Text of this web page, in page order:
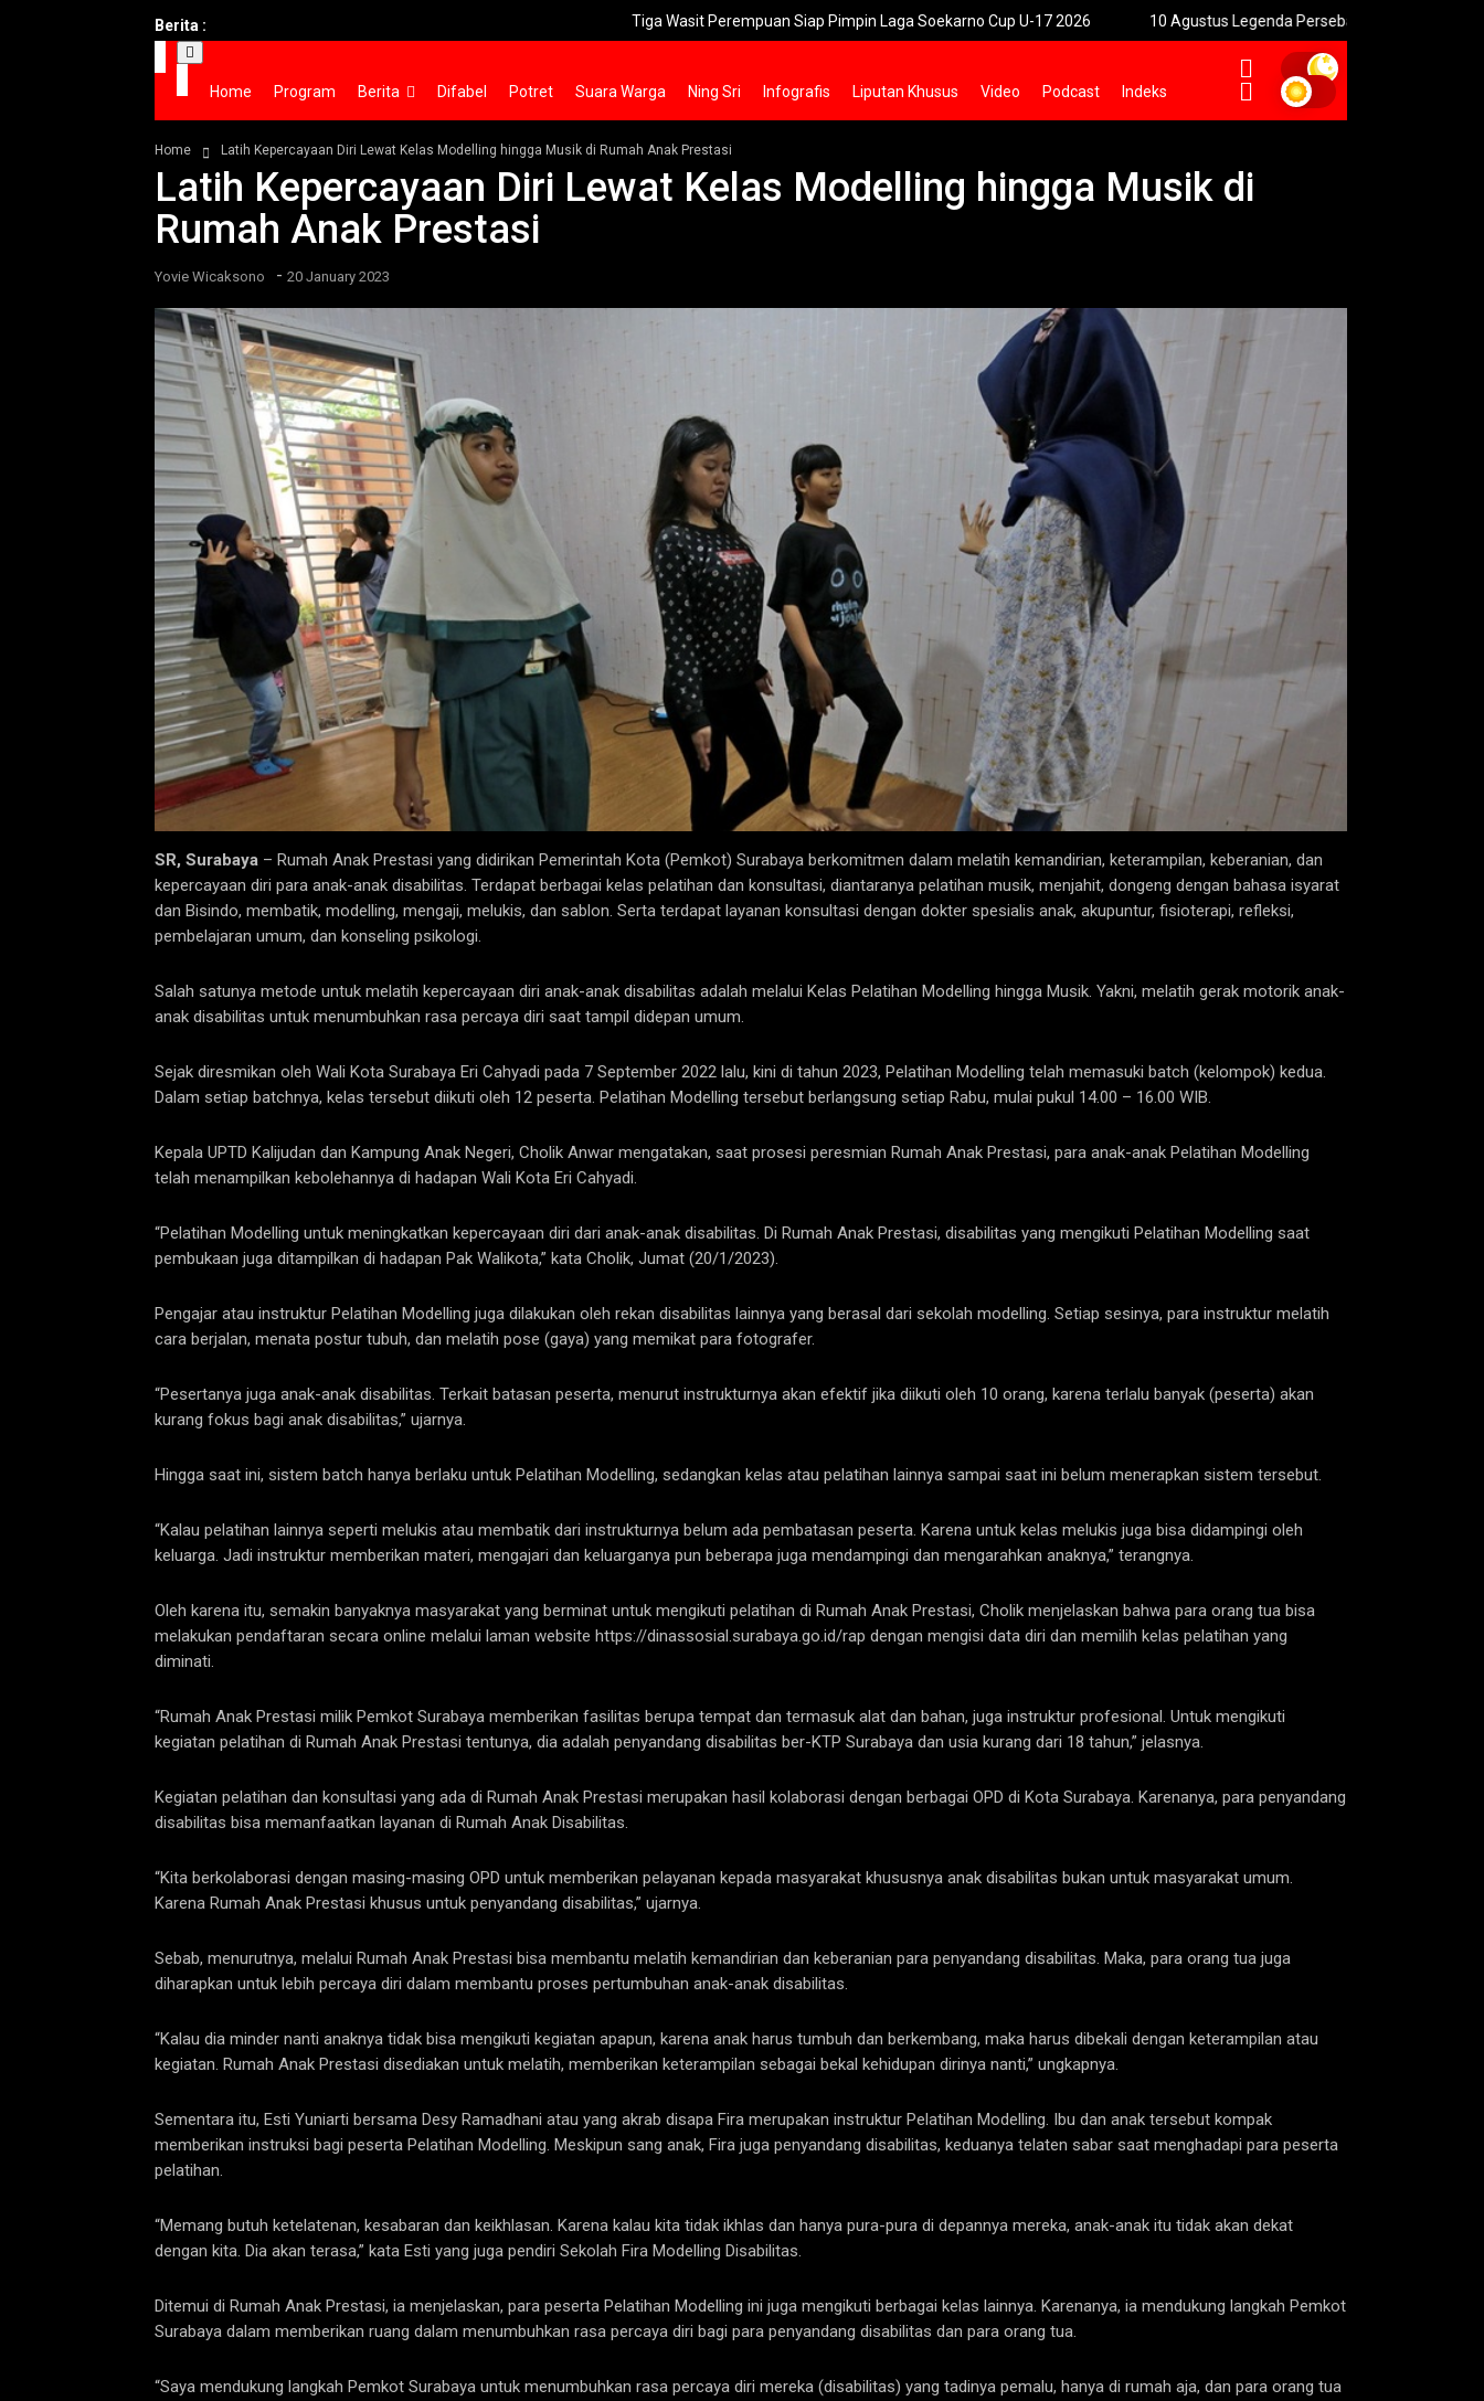
Berita : Tiga Wasit Perempuan Siap Pimpin Laga Soekarno Cup U-17 2026 10 Agustus Legenda Persebaya Meriahkan Pembukaan
Home Program Berita Difabel Potret Suara Warga Ning Sri Infografis Liputan Khusus Video Podcast Indeks
Home Latih Kepercayaan Diri Lewat Kelas Modelling hingga Musik di Rumah Anak Prestasi
Latih Kepercayaan Diri Lewat Kelas Modelling hingga Musik di
Rumah Anak Prestasi
Yovie Wicaksono - 20 January 2023
SR, Surabaya – Rumah Anak Prestasi yang didirikan Pemerintah Kota (Pemkot) Surabaya berkomitmen dalam melatih kemandirian, keterampilan, keberanian, dan
kepercayaan diri para anak-anak disabilitas. Terdapat berbagai kelas pelatihan dan konsultasi, diantaranya pelatihan musik, menjahit, dongeng dengan bahasa isyarat
dan Bisindo, membatik, modelling, mengaji, melukis, dan sablon. Serta terdapat layanan konsultasi dengan dokter spesialis anak, akupuntur, fisioterapi, refleksi,
pembelajaran umum, dan konseling psikologi.
Salah satunya metode untuk melatih kepercayaan diri anak-anak disabilitas adalah melalui Kelas Pelatihan Modelling hingga Musik. Yakni, melatih gerak motorik anak-
anak disabilitas untuk menumbuhkan rasa percaya diri saat tampil didepan umum.
Sejak diresmikan oleh Wali Kota Surabaya Eri Cahyadi pada 7 September 2022 lalu, kini di tahun 2023, Pelatihan Modelling telah memasuki batch (kelompok) kedua.
Dalam setiap batchnya, kelas tersebut diikuti oleh 12 peserta. Pelatihan Modelling tersebut berlangsung setiap Rabu, mulai pukul 14.00 – 16.00 WIB.
Kepala UPTD Kalijudan dan Kampung Anak Negeri, Cholik Anwar mengatakan, saat prosesi peresmian Rumah Anak Prestasi, para anak-anak Pelatihan Modelling
telah menampilkan kebolehannya di hadapan Wali Kota Eri Cahyadi.
“Pelatihan Modelling untuk meningkatkan kepercayaan diri dari anak-anak disabilitas. Di Rumah Anak Prestasi, disabilitas yang mengikuti Pelatihan Modelling saat
pembukaan juga ditampilkan di hadapan Pak Walikota,” kata Cholik, Jumat (20/1/2023).
Pengajar atau instruktur Pelatihan Modelling juga dilakukan oleh rekan disabilitas lainnya yang berasal dari sekolah modelling. Setiap sesinya, para instruktur melatih
cara berjalan, menata postur tubuh, dan melatih pose (gaya) yang memikat para fotografer.
“Pesertanya juga anak-anak disabilitas. Terkait batasan peserta, menurut instrukturnya akan efektif jika diikuti oleh 10 orang, karena terlalu banyak (peserta) akan
kurang fokus bagi anak disabilitas,” ujarnya.
Hingga saat ini, sistem batch hanya berlaku untuk Pelatihan Modelling, sedangkan kelas atau pelatihan lainnya sampai saat ini belum menerapkan sistem tersebut.
“Kalau pelatihan lainnya seperti melukis atau membatik dari instrukturnya belum ada pembatasan peserta. Karena untuk kelas melukis juga bisa didampingi oleh
keluarga. Jadi instruktur memberikan materi, mengajari dan keluarganya pun beberapa juga mendampingi dan mengarahkan anaknya,” terangnya.
Oleh karena itu, semakin banyaknya masyarakat yang berminat untuk mengikuti pelatihan di Rumah Anak Prestasi, Cholik menjelaskan bahwa para orang tua bisa
melakukan pendaftaran secara online melalui laman website https://dinassosial.surabaya.go.id/rap dengan mengisi data diri dan memilih kelas pelatihan yang
diminati.
“Rumah Anak Prestasi milik Pemkot Surabaya memberikan fasilitas berupa tempat dan termasuk alat dan bahan, juga instruktur profesional. Untuk mengikuti
kegiatan pelatihan di Rumah Anak Prestasi tentunya, dia adalah penyandang disabilitas ber-KTP Surabaya dan usia kurang dari 18 tahun,” jelasnya.
Kegiatan pelatihan dan konsultasi yang ada di Rumah Anak Prestasi merupakan hasil kolaborasi dengan berbagai OPD di Kota Surabaya. Karenanya, para penyandang
disabilitas bisa memanfaatkan layanan di Rumah Anak Disabilitas.
“Kita berkolaborasi dengan masing-masing OPD untuk memberikan pelayanan kepada masyarakat khususnya anak disabilitas bukan untuk masyarakat umum.
Karena Rumah Anak Prestasi khusus untuk penyandang disabilitas,” ujarnya.
Sebab, menurutnya, melalui Rumah Anak Prestasi bisa membantu melatih kemandirian dan keberanian para penyandang disabilitas. Maka, para orang tua juga
diharapkan untuk lebih percaya diri dalam membantu proses pertumbuhan anak-anak disabilitas.
“Kalau dia minder nanti anaknya tidak bisa mengikuti kegiatan apapun, karena anak harus tumbuh dan berkembang, maka harus dibekali dengan keterampilan atau
kegiatan. Rumah Anak Prestasi disediakan untuk melatih, memberikan keterampilan sebagai bekal kehidupan dirinya nanti,” ungkapnya.
Sementara itu, Esti Yuniarti bersama Desy Ramadhani atau yang akrab disapa Fira merupakan instruktur Pelatihan Modelling. Ibu dan anak tersebut kompak
memberikan instruksi bagi peserta Pelatihan Modelling. Meskipun sang anak, Fira juga penyandang disabilitas, keduanya telaten sabar saat menghadapi para peserta
pelatihan.
“Memang butuh ketelatenan, kesabaran dan keikhlasan. Karena kalau kita tidak ikhlas dan hanya pura-pura di depannya mereka, anak-anak itu tidak akan dekat
dengan kita. Dia akan terasa,” kata Esti yang juga pendiri Sekolah Fira Modelling Disabilitas.
Ditemui di Rumah Anak Prestasi, ia menjelaskan, para peserta Pelatihan Modelling ini juga mengikuti berbagai kelas lainnya. Karenanya, ia mendukung langkah Pemkot
Surabaya dalam memberikan ruang dalam menumbuhkan rasa percaya diri bagi para penyandang disabilitas dan para orang tua.
“Saya mendukung langkah Pemkot Surabaya untuk menumbuhkan rasa percaya diri mereka (disabilitas) yang tadinya pemalu, hanya di rumah aja, dan para orang tua